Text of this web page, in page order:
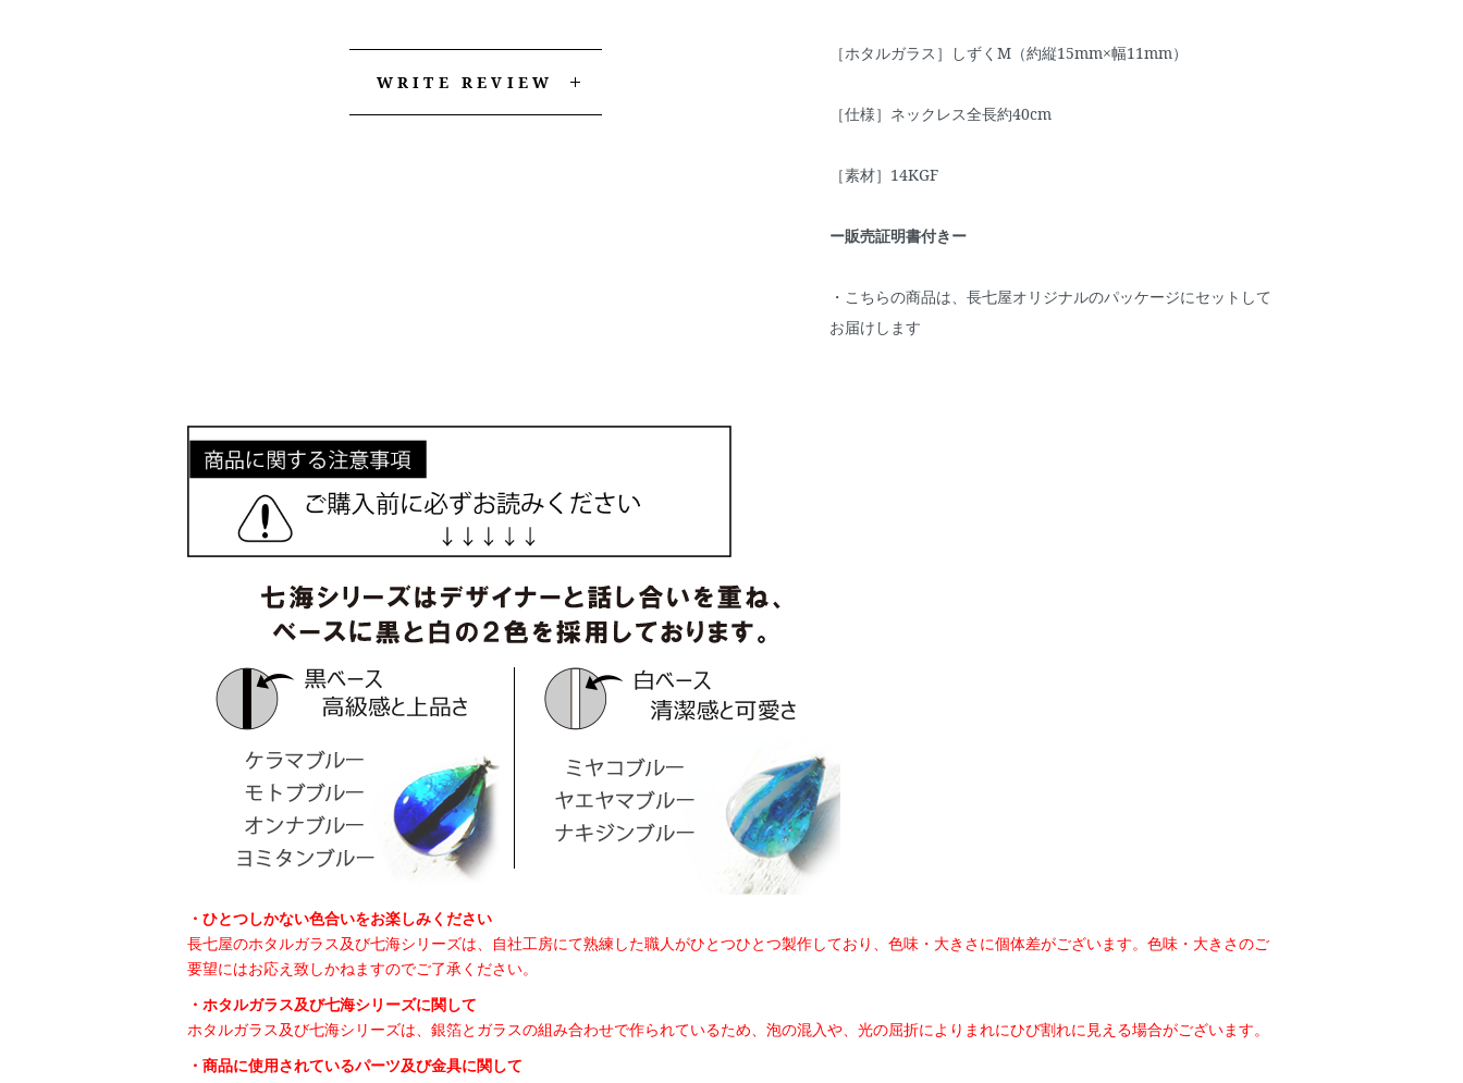
［ホタルガラス］しずくM（約縦15mm×幅11mm）
［仕様］ネックレス全長約40cm
［素材］14KGF
ー販売証明書付きー
・こちらの商品は、長七屋オリジナルのパッケージにセットして
お届けします
WRITE REVIEW
・ひとつしかない色合いをお楽しみください
長七屋のホタルガラス及び七海シリーズは、自社工房にて熟練した職人がひとつひとつ製作しており、色味・大きさに個体差がございます。色味・大きさのご
要望にはお応え致しかねますのでご了承ください。
・ホタルガラス及び七海シリーズに関して
ホタルガラス及び七海シリーズは、銀箔とガラスの組み合わせで作られているため、泡の混入や、光の屈折によりまれにひび割れに見える場合がございます。
・商品に使用されているパーツ及び金具に関して